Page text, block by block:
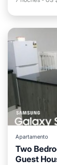
Apartamento
Two
Guest